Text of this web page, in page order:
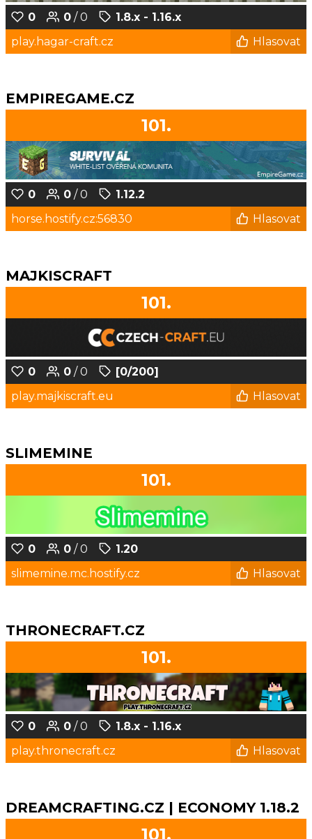
0 0 / 0
1.8.x - 1.16.x
play.hagar-craft.cz
Hlasovat
EMPIREGAME.CZ
101.
0 0 / 0
1.12.2
horse.hostify.cz:56830
Hlasovat
MAJKISCRAFT
101.
0 0 / 0
[0/200]
play.majkiscraft.eu
Hlasovat
SLIMEMINE
101.
0 0 / 0
1.20
slimemine.mc.hostify.cz
Hlasovat
THRONECRAFT.CZ
101.
0 0 / 0
1.8.x - 1.16.x
play.thronecraft.cz
Hlasovat
DREAMCRAFTING.CZ | ECONOMY 1.18.2
101.